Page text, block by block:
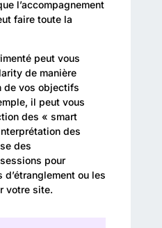
l’accompagnement
faire toute la
peut vous
de manière
de vos objectifs
il peut vous
des « smart
des
des
pour
ou les
votre site.